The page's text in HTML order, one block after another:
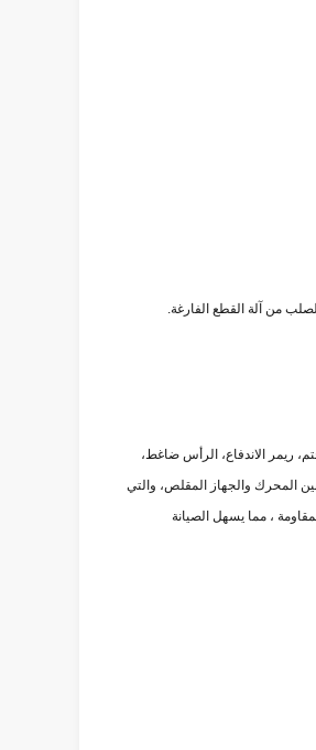
من آلة القطع الفارغة.
ريمر الاندفاع، الرأس ضاغط،
المحرك والجهاز المقلص، والتي
، مما يسهل الصيانة